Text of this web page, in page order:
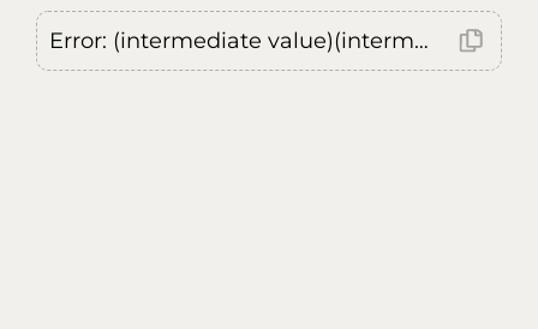
Error: (intermediate value)(intermediate value)(intermediate value).replaceAll is not a function